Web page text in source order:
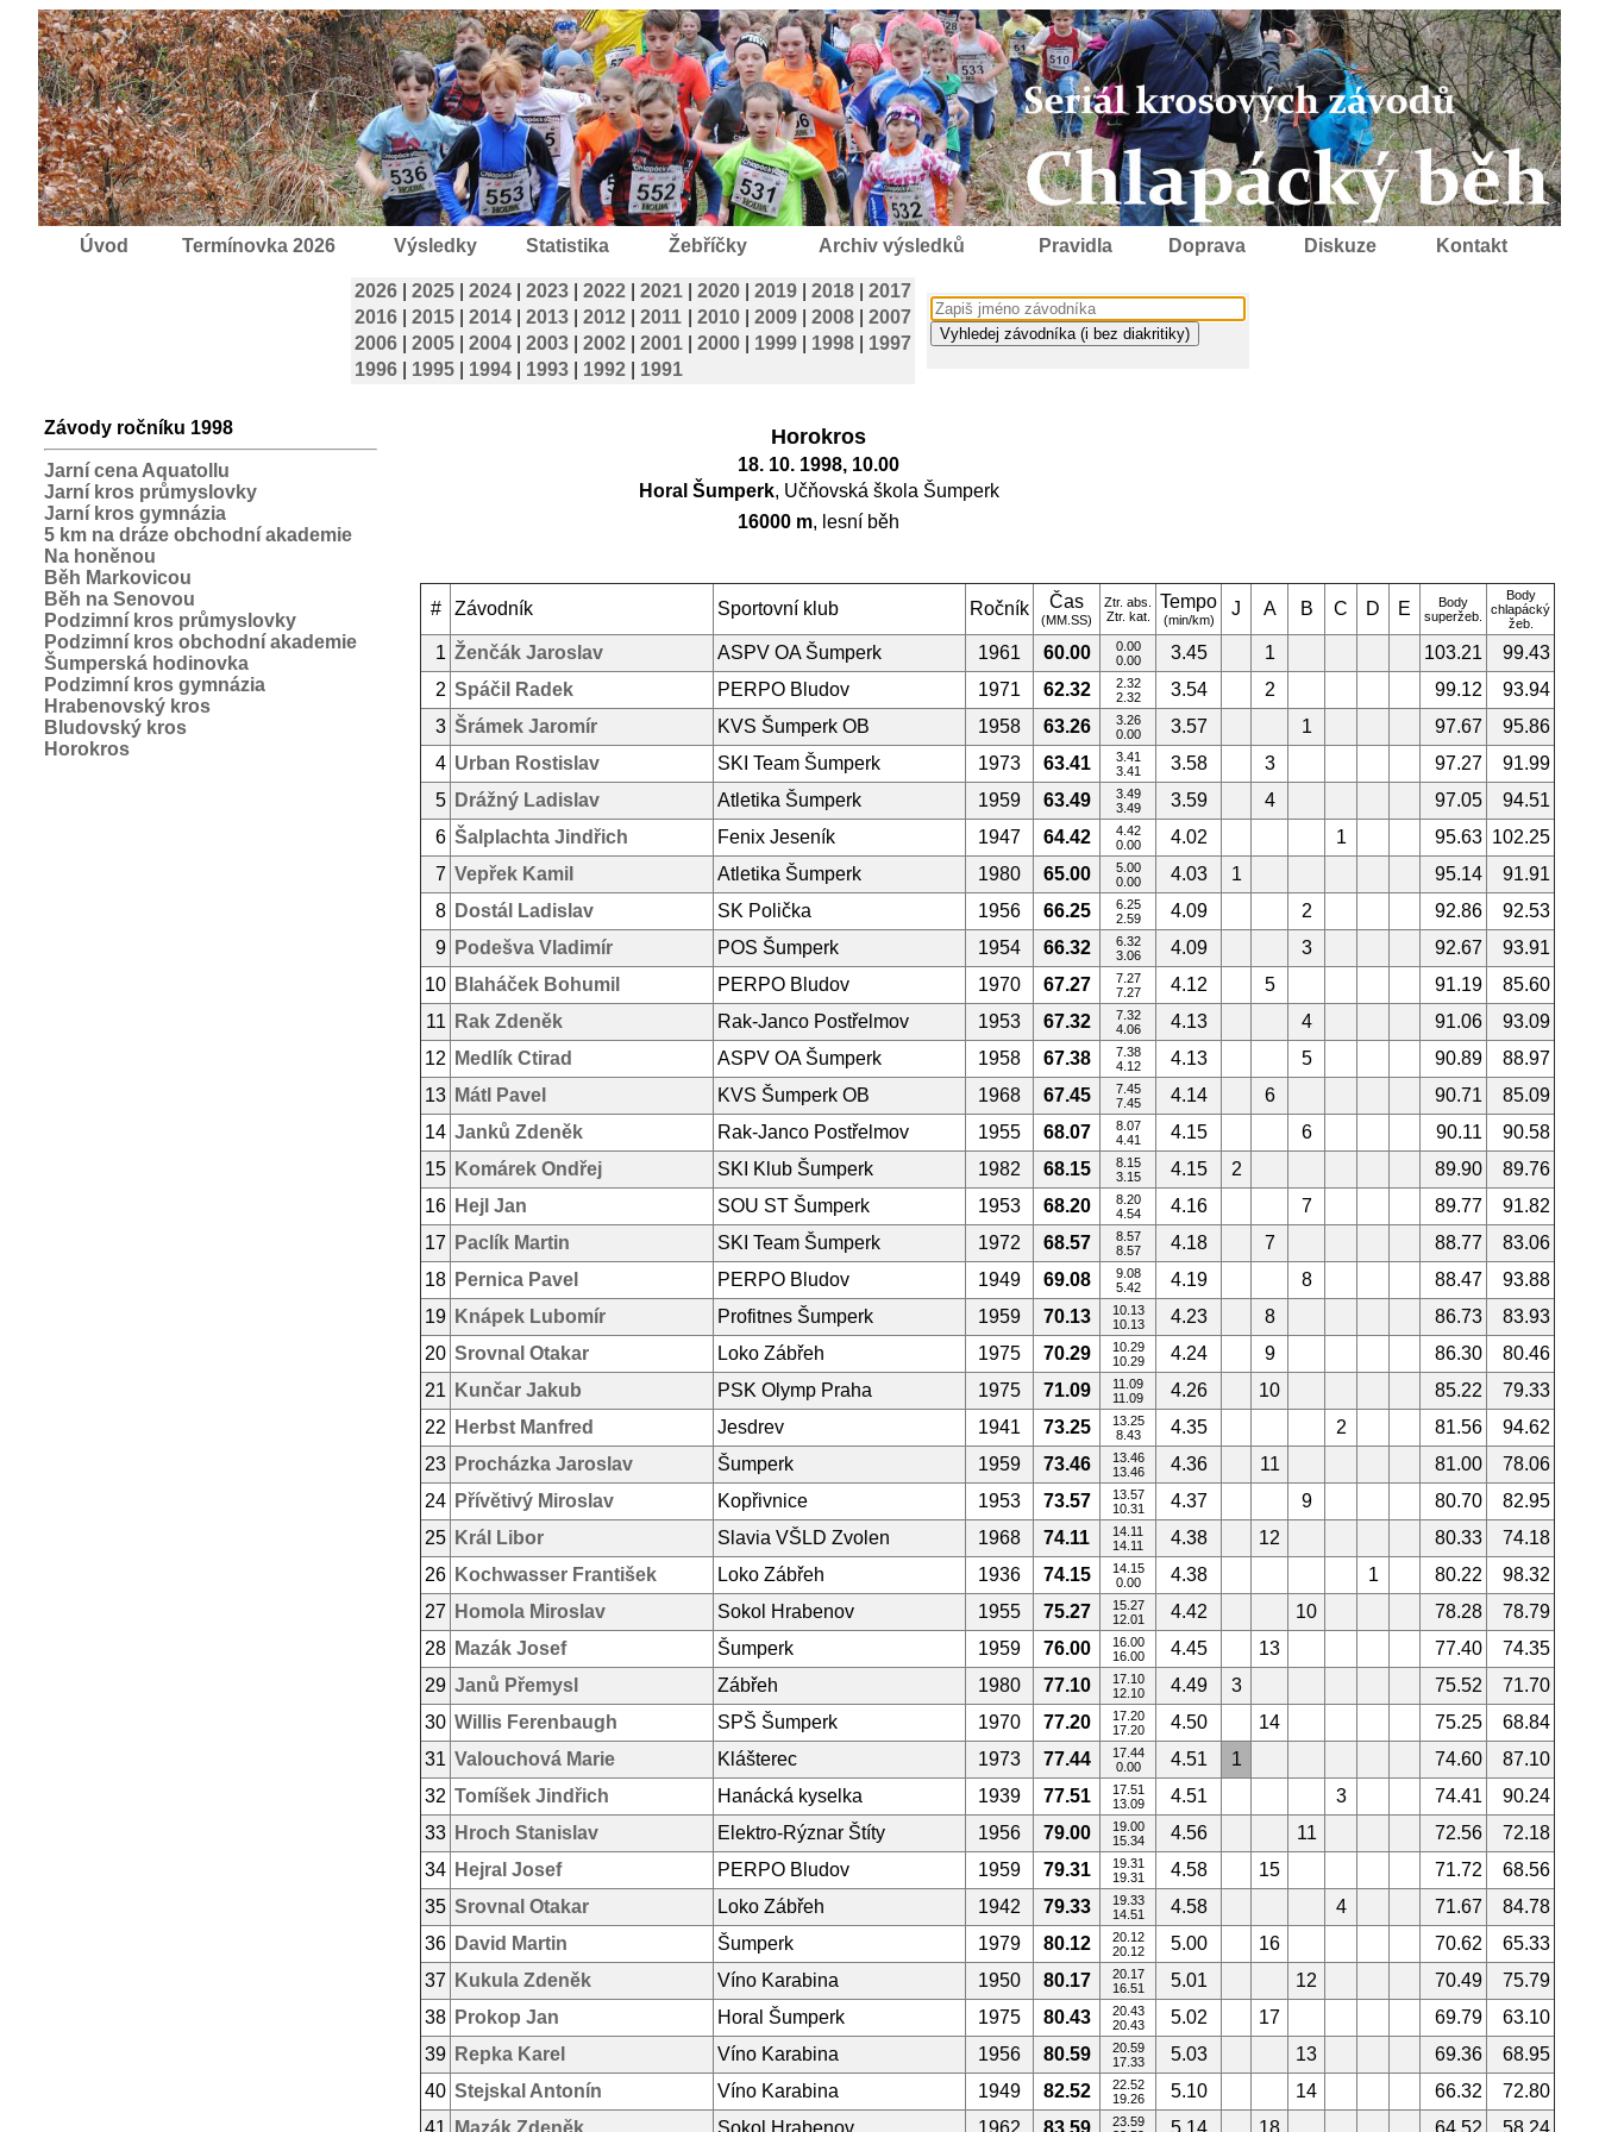
Úvod Termínovka 2026 Výsledky Statistika Žebříčky Archiv výsledků Pravidla Doprava Diskuze Kontakt
2026 2025 2024 2023 2022 2021 2020 2019 2018
2017
2016
2015 2014 2013 2012 2011 2010 2009 2008
2007
2006
2005 2004 2003 2002 2001 2000 1999 1998
1997
1996
1995 1994 1993 1992 1991
Závody ročníku 1998
Jarní cena Aquatollu
Jarní kros průmyslovky
Jarní kros gymnázia
5 km na dráze obchodní akademie
Na honěnou
Běh Markovicou
Běh na Senovou
Podzimní kros průmyslovky
Podzimní kros obchodní akademie
Šumperská hodinovka
Podzimní kros gymnázia
Hrabenovský kros
Bludovský kros
Horokros
Horokros
18. 10. 1998, 10.00
Horal Šumperk, Učňovská škola Šumperk
16000 m, lesní běh
# Závodník Sportovní klub Ročník Čas
(MM.SS)
Ztr. abs.
Ztr. kat.
Tempo
(min/km)
J A B C D E
Body
superžeb.
Body
chlapácký
žeb.
1 Ženčák Jaroslav ASPV OA Šumperk 1961 60.00
0.00
0.00
3.45 1 103.21
99.43
2 Spáčil Radek PERPO Bludov 1971 62.32
2.32
2.32
3.54 2 99.12
93.94
3 Šrámek Jaromír KVS Šumperk OB 1958 63.26
3.26
0.00
3.57 1 97.67
95.86
4 Urban Rostislav SKI Team Šumperk 1973 63.41
3.41
3.41
3.58 3 97.27
91.99
5 Drážný Ladislav Atletika Šumperk 1959 63.49
3.49
3.49
3.59 4 97.05
94.51
6 Šalplachta Jindřich Fenix Jeseník 1947 64.42
4.42
0.00
4.02 1 95.63 102.25
7 Vepřek Kamil Atletika Šumperk 1980 65.00
5.00
0.00
4.03 1 95.14
91.91
8 Dostál Ladislav SK Polička 1956 66.25
6.25
2.59
4.09 2 92.86
92.53
9 Podešva Vladimír POS Šumperk 1954 66.32
6.32
3.06
4.09 3 92.67
93.91
10 Blaháček Bohumil PERPO Bludov 1970 67.27
7.27
7.27
4.12 5 91.19
85.60
11
Rak Zdeněk Rak-Janco Postřelmov 1953 67.32
7.32
4.06
4.13 4 91.06
93.09
12
Medlík Ctirad ASPV OA Šumperk 1958 67.38
7.38
4.12
4.13 5 90.89
88.97
13 Mátl Pavel KVS Šumperk OB 1968 67.45
7.45
7.45
4.14 6 90.71
85.09
14 Janků Zdeněk Rak-Janco Postřelmov 1955 68.07
8.07
4.41
4.15 6 90.11
90.58
15 Komárek Ondřej SKI Klub Šumperk 1982 68.15
8.15
3.15
4.15 2 89.90
89.76
16 Hejl Jan SOU ST Šumperk 1953 68.20
8.20
4.54
4.16 7 89.77
91.82
17
Paclík Martin SKI Team Šumperk 1972 68.57
8.57
8.57
4.18 7 88.77
83.06
18 Pernica Pavel PERPO Bludov 1949 69.08
9.08
5.42
4.19 8 88.47
93.88
19 Knápek Lubomír Profitnes Šumperk 1959 70.13
10.13
10.13
4.23 8 86.73
83.93
20 Srovnal Otakar Loko Zábřeh 1975 70.29
10.29
10.29
4.24 9 86.30
80.46
21
Kunčar Jakub PSK Olymp Praha 1975 71.09
11.09
11.09
4.26 10 85.22
79.33
22
Herbst Manfred Jesdrev 1941 73.25
13.25
8.43
4.35 2 81.56
94.62
23 Procházka Jaroslav Šumperk 1959 73.46
13.46
13.46
4.36 11 81.00
78.06
24 Přívětivý Miroslav Kopřivnice 1953 73.57
13.57
10.31
4.37 9 80.70
82.95
25 Král Libor Slavia VŠLD Zvolen 1968 74.11
14.11
14.11
4.38 12 80.33
74.18
26 Kochwasser František Loko Zábřeh 1936 74.15
14.15
0.00
4.38 1 80.22
98.32
27
Homola Miroslav Sokol Hrabenov 1955 75.27
15.27
12.01
4.42 10 78.28
78.79
28 Mazák Josef Šumperk 1959 76.00
16.00
16.00
4.45 13 77.40
74.35
29 Janů Přemysl Zábřeh 1980 77.10
17.10
12.10
4.49 3 75.52
71.70
30 Willis Ferenbaugh SPŠ Šumperk 1970 77.20
17.20
17.20
4.50 14 75.25
68.84
31 Valouchová Marie Klášterec 1973 77.44
17.44
0.00
4.51 1 74.60
87.10
32 Tomíšek Jindřich Hanácká kyselka 1939 77.51
17.51
13.09
4.51 3 74.41
90.24
33 Hroch Stanislav Elektro-Rýznar Štíty 1956 79.00
19.00
15.34
4.56 11 72.56
72.18
34 Hejral Josef PERPO Bludov 1959 79.31
19.31
19.31
4.58 15 71.72
68.56
35 Srovnal Otakar Loko Zábřeh 1942 79.33
19.33
14.51
4.58 4 71.67
84.78
36 David Martin Šumperk 1979 80.12
20.12
20.12
5.00 16 70.62
65.33
37
Kukula Zdeněk Víno Karabina 1950 80.17
20.17
16.51
5.01 12 70.49
75.79
38 Prokop Jan Horal Šumperk 1975 80.43
20.43
20.43
5.02 17 69.79
63.10
39 Repka Karel Víno Karabina 1956 80.59
20.59
17.33
5.03 13 69.36
68.95
40 Stejskal Antonín Víno Karabina 1949 82.52
22.52
19.26
5.10 14 66.32
72.80
41
Mazák Zdeněk Sokol Hrabenov 1962 83.59
23.59
5.14 18 64.52 58.24